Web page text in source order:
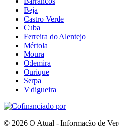
Beja
Castro Verde
Cuba
Ferreira do Alentejo
Mértola
Moura
Odemira
Ourique
Serpa
Vidigueira
© 2026 O Atual - Informação de